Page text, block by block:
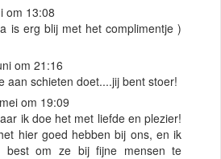
om 13:08
is erg blij met het complimentje )
om 21:16
aan schieten doet....jij bent stoer!
om 19:09
ik doe het met liefde en plezier!
hier goed hebben bij ons, en ik
best om ze bij fijne mensen te